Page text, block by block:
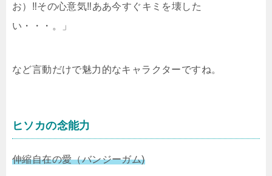
お）‼︎その心意気‼︎ああ今すぐキミを壊した
い・・・。」
など言動だけで魅力的なキャラクターですね。
ヒソカの念能力
伸縮自在の愛（バンジーガム)